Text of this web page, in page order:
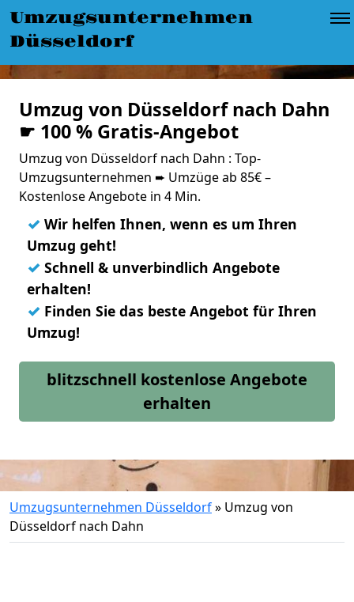
Umzugsunternehmen
Düsseldorf
Umzug von Düsseldorf nach Dahn
☛ 100 % Gratis-Angebot
Umzug von Düsseldorf nach Dahn : Top-
Umzugsunternehmen ➨ Umzüge ab 85€ –
Kostenlose Angebote in 4 Min.
✓ Wir helfen Ihnen, wenn es um Ihren
Umzug geht!
✓ Schnell & unverbindlich Angebote
erhalten!
✓ Finden Sie das beste Angebot für Ihren
Umzug!
blitzschnell kostenlose Angebote
erhalten
Umzugsunternehmen Düsseldorf» Umzug von
Düsseldorf nach Dahn